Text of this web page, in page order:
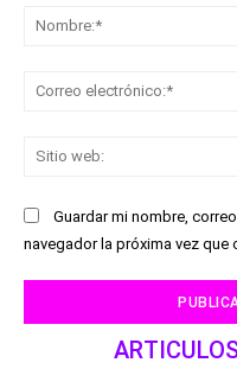
Guardar mi nombre,
navegador la próxima vez que